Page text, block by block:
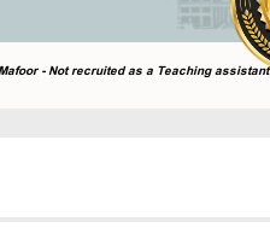
- Not recruited as a Teaching assistant